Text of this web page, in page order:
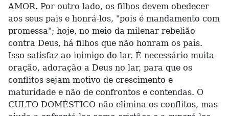
AMOR. Por outro lado, os filhos devem obedecer
aos seus pais e honrá-los, "pois é mandamento com
promessa"; hoje, no meio da milenar rebelião
contra Deus, há filhos que não honram os pais.
Isso satisfaz ao inimigo do lar. É necessário muita
oração, adoração a Deus no lar, para que os
conflitos sejam motivo de crescimento e
maturidade e não de confrontos e contendas. O
CULTO DOMÉSTICO não elimina os conflitos, mas